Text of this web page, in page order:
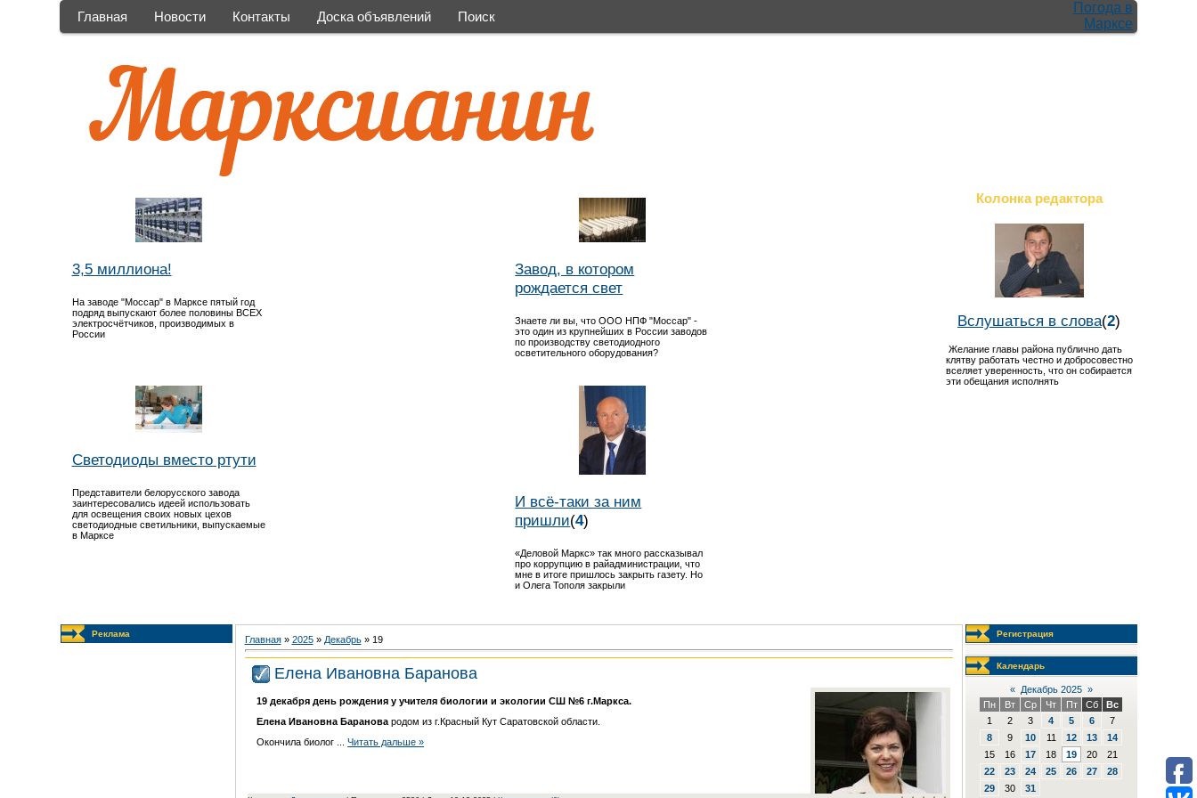
Главная Новости Контакты Доска объявлений Поиск
Погода в
Марксе
3,5 миллиона!
На заводе "Моссар" в Марксе пятый год
подряд выпускают более половины ВСЕХ
электросчётчиков, производимых в
России
Завод, в котором
рождается свет
Знаете ли вы, что ООО НПФ "Моссар" -
это один из крупнейших в России заводов
по производству светодиодного
осветительного оборудования?
Светодиоды вместо ртути
Представители белорусского завода
заинтересовались идеей использовать
для освещения своих новых цехов
светодиодные светильники, выпускаемые
в Марксе
И всё-таки за ним
пришли(4)
«Деловой Маркс» так много рассказывал
про коррупцию в райадминистрации, что
мне в итоге пришлось закрыть газету. Но
и Олега Тополя закрыли
Колонка редактора
Вслушаться в слова(2)
Желание главы района публично дать
клятву работать честно и добросовестно
вселяет уверенность, что он собирается
эти обещания исполнять
Реклама
Главная» 2025 » Декабрь » 19
Елена Ивановна Баранова
19 декабря день рождения у учителя биологии и экологии СШ №6 г.Маркса.
Елена Ивановна Барановародом из г.Красный Кут Саратовской области.
Окончила биолог
...Читать дальше »
Регистрация
Календарь
« Декабрь 2025 »
Пн
Вт Ср Чт Пт Сб
Вс
1
2 3 4 5 6
7
8
9 10 11 12 13
14
15
16 17 18 19 20
21
22
23 24 25 26 27
28
29
30 31